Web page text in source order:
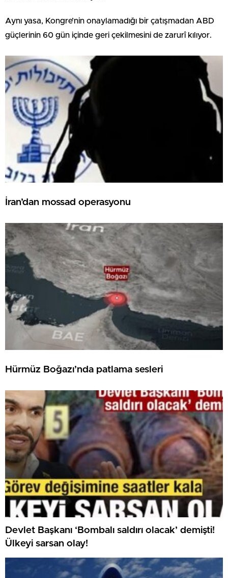
Aynı yasa, Kongre’nin onaylamadığı bir çatışmadan ABD
güçlerinin 60 gün içinde geri çekilmesini de zarurî kılıyor.
İran’dan mossad operasyonu
Hürmüz Boğazı’nda patlama sesleri
Devlet Başkanı ‘Bombalı saldırı olacak’ demişti!
Ülkeyi sarsan olay!